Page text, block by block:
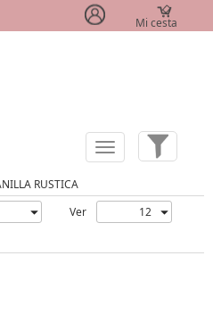
Mi cesta
RUSTICA
Ver